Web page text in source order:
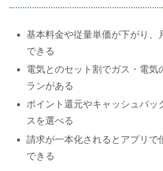
基本料金や従量単価が下がり、
できる
電気とのセット割でガス・電気
ランがある
ポイント還元やキャッシュバッ
スを選べる
請求が一本化されるとアプリで
できる